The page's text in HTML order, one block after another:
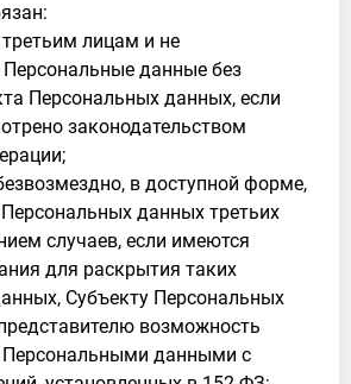
лицам и не
Персональные данные без
Персональных данных, если
законодательством
в доступной форме,
данных третьих
случаев, если имеются
для раскрытия таких
Субъекту Персональных
возможность
Персональными данными с